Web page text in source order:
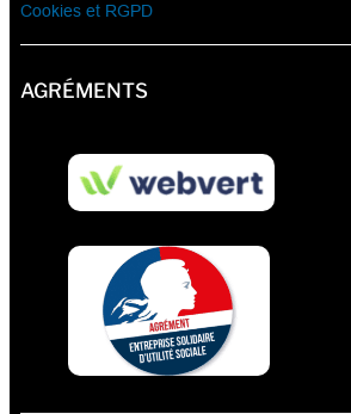
Cookies et RGPD
AGRÉMENTS